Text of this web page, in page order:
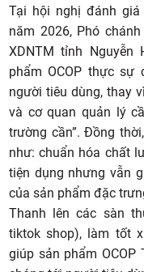
Tại hội nghị đánh
năm 2026, Phó
XDNTM tỉnh
phẩm OCOP thực
người tiêu dùng, thay
và cơ quan quản lý
trường cần”. Đồng
như: chuẩn hóa chất
tiện dụng nhưng vẫn
của sản phẩm đặc
Thanh lên các sàn
tiktok shop), làm tốt
giúp sản phẩm OCOP